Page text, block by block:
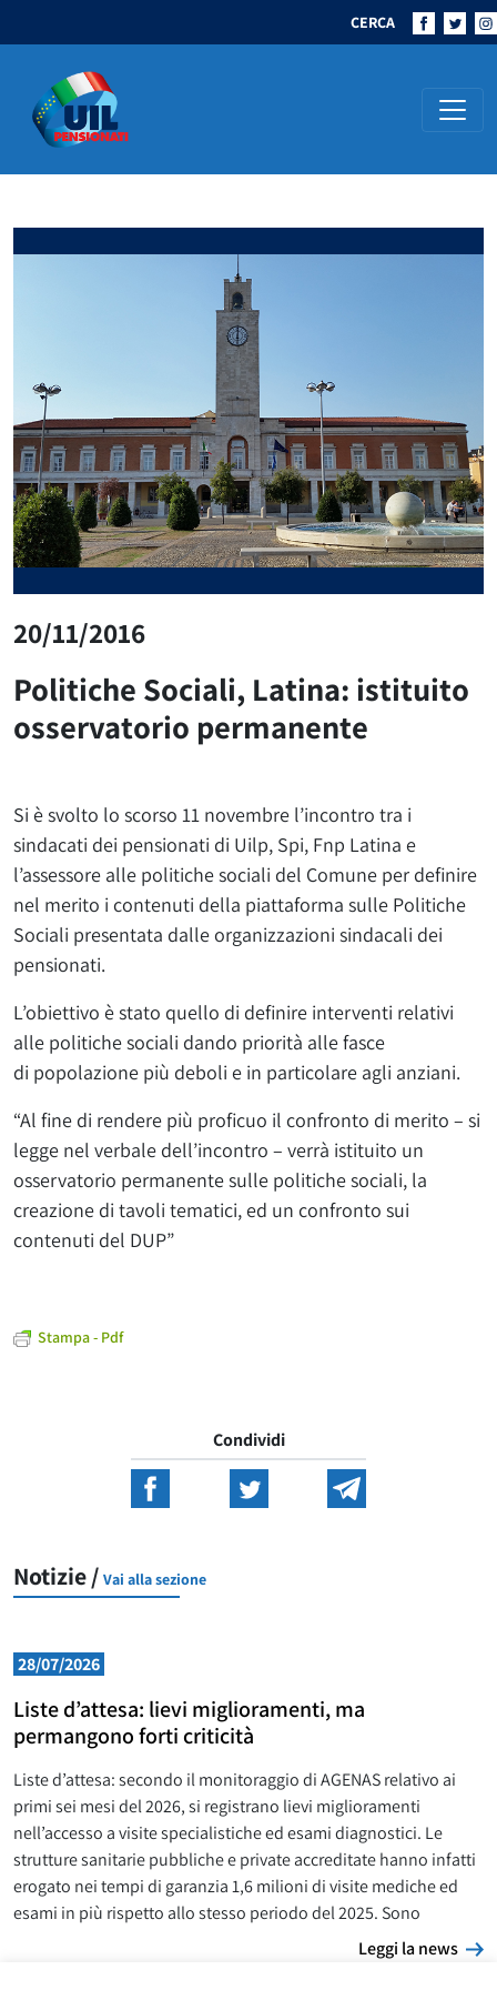
CERCA
Navigazione principale
20/11/2016
Politiche Sociali, Latina: istituito
osservatorio permanente
Si è svolto lo scorso 11 novembre l’incontro tra i
sindacati dei pensionati di Uilp, Spi, Fnp Latina e
l’assessore alle politiche sociali del Comune per definire
nel merito i contenuti della piattaforma sulle Politiche
Sociali presentata dalle organizzazioni sindacali dei
pensionati.
L’obiettivo è stato quello di definire interventi relativi
alle politiche sociali dando priorità alle fasce
di popolazione più deboli e in particolare agli anziani.
“Al fine di rendere più proficuo il confronto di merito – si
legge nel verbale dell’incontro – verrà istituito un
osservatorio permanente sulle politiche sociali, la
creazione di tavoli tematici, ed un confronto sui
contenuti del DUP”
Stampa - Pdf
Condividi
Notizie / Vai alla sezione
28/07/2026
Liste d’attesa: lievi miglioramenti, ma
permangono forti criticità
Liste d’attesa: secondo il monitoraggio di AGENAS relativo ai
primi sei mesi del 2026, si registrano lievi miglioramenti
nell’accesso a visite specialistiche ed esami diagnostici. Le
strutture sanitarie pubbliche e private accreditate hanno infatti
erogato nei tempi di garanzia 1,6 milioni di visite mediche ed
esami in più rispetto allo stesso periodo del 2025. Sono
Leggi la news